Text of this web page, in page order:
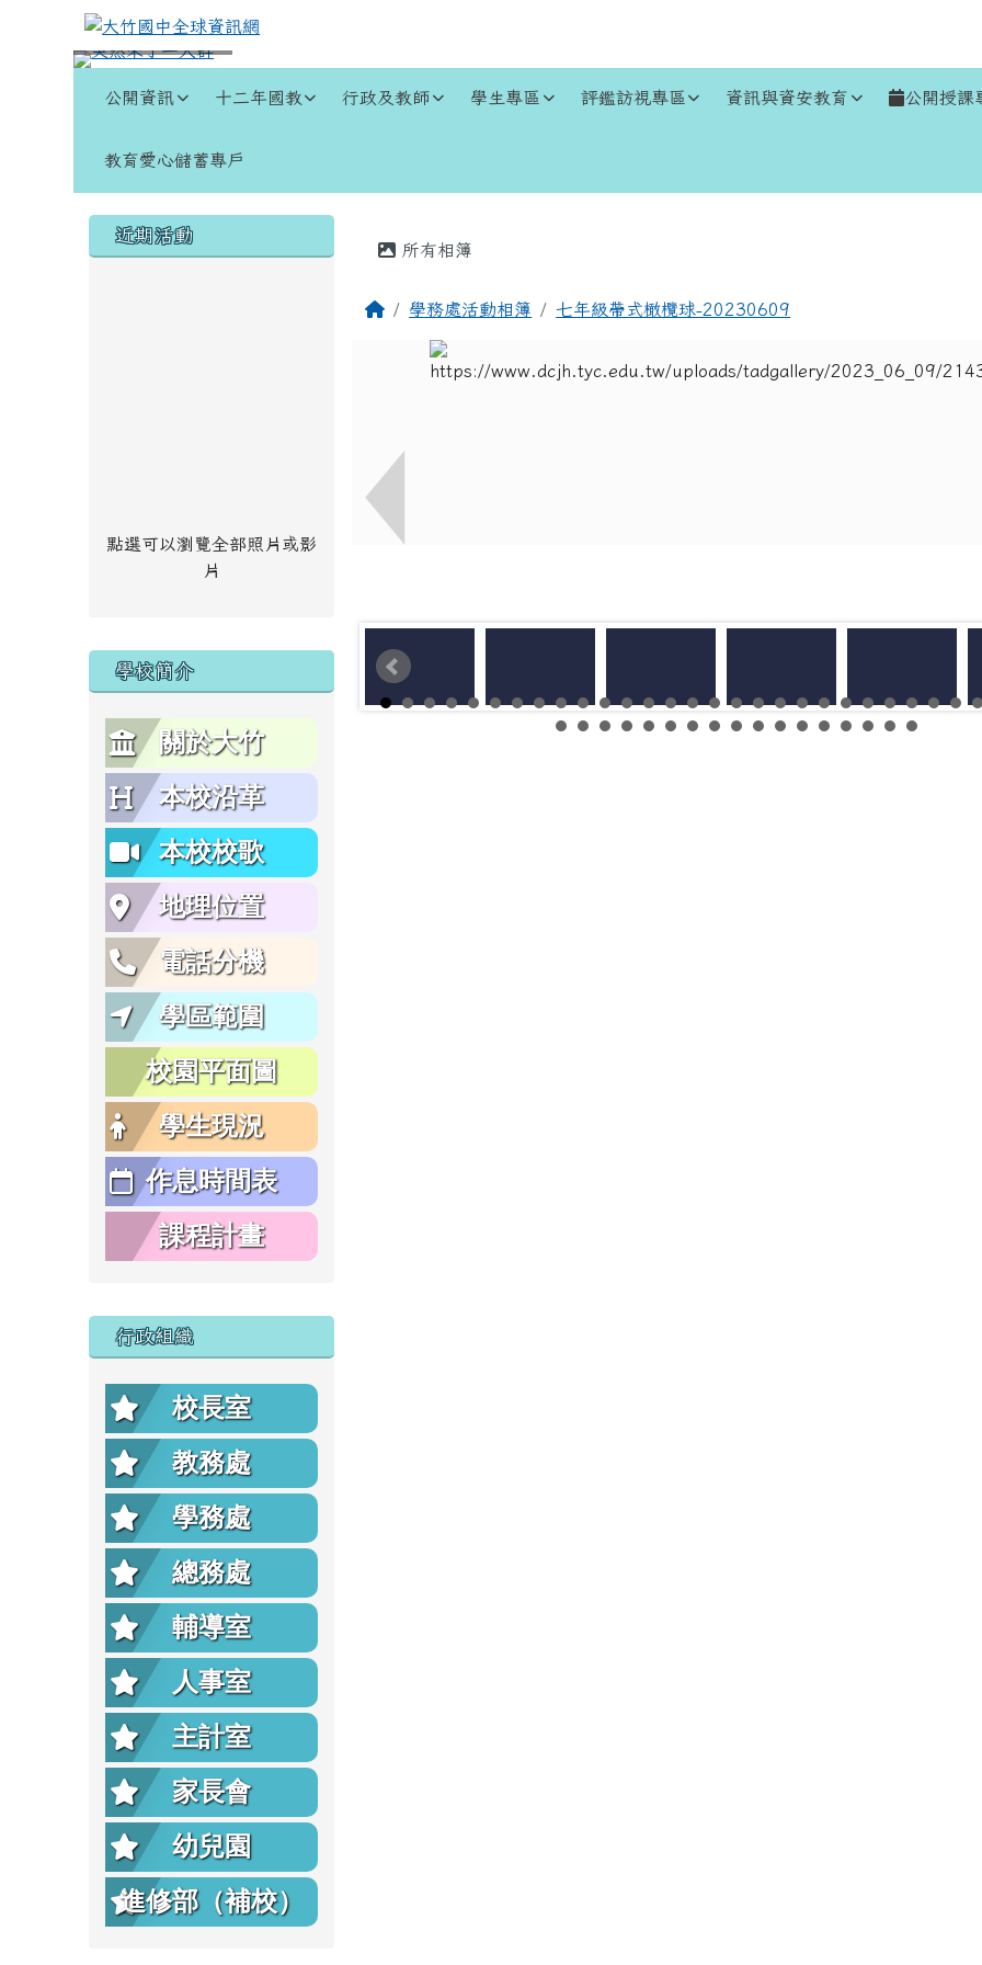
跳至主內容區
大竹國中全球資訊網
公開資訊 十二年國教 行政及教師 學生專區 評鑑訪視專區 資訊與資安教育 公開授課
教育愛心儲蓄專戶
左邊區域內容
近期活動
點選可以瀏覽全部照片或影
片
學校簡介
關於大竹
本校沿革
本校校歌
地理位置
電話分機
學區範圍
校園平面圖
學生現況
作息時間表
課程計畫
行政組織
校長室
教務處
學務處
總務處
輔導室
人事室
主計室
家長會
幼兒園
進修部（補校）
主內容區域
所有相簿
回首頁學務處活動相簿 七年級帶式橄欖球-20230609
頁尾區域